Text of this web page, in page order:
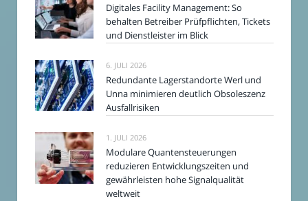
Digitales Facility Management: So
behalten Betreiber Prüfpflichten, Tickets
und Dienstleister im Blick
6. JULI 2026
Redundante Lagerstandorte Werl und
Unna minimieren deutlich Obsoleszenz
Ausfallrisiken
1. JULI 2026
Modulare Quantensteuerungen
reduzieren Entwicklungszeiten und
gewährleisten hohe Signalqualität
weltweit